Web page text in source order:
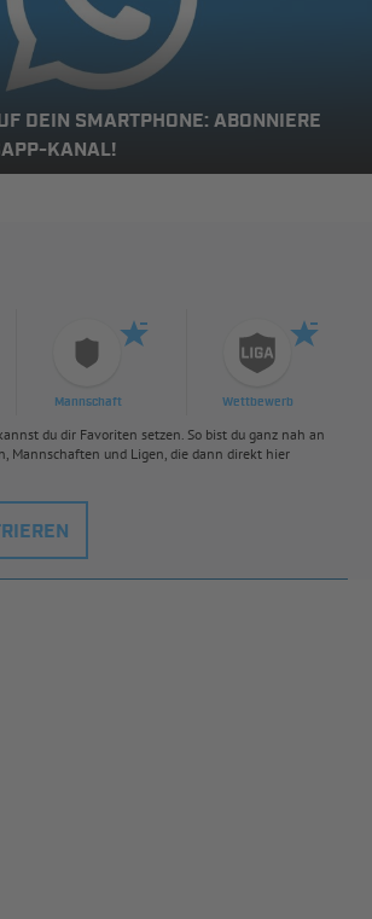
DEIN SMARTPHONE: ABONNIERE
KANAL!
Mannschaft Wettbewerb
du dir Favoriten setzen. So bist du ganz nah an
Mannschaften und Ligen, die dann direkt hier